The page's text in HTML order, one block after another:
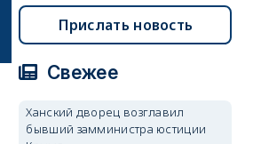
Прислать новость
Свежее
Ханский дворец возглавил
бывший замминистра юстиции